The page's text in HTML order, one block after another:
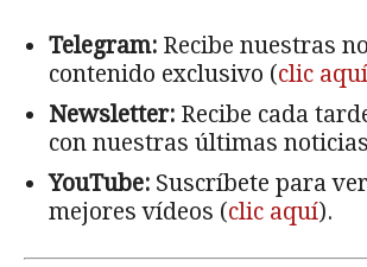
Telegram: Recibe nuestras
contenido exclusivo (clic aquí
Newsletter: Recibe cada
con nuestras últimas
YouTube: Suscríbete para
mejores vídeos (clic aquí).